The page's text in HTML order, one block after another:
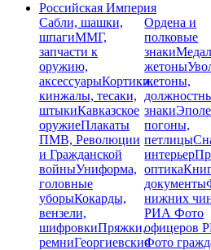
Российская Империя
Сабли, шашки,
шпагиММГ,
запчасти к
оружию,
аксессуарыКортики,
кинжалы, тесаки,
штыкиКавказское
оружиеПлакаты
ПМВ, Революции
и Гражданской
войныУниформа,
головные
уборыКокарды,
вензели,
шифровкиПряжки,
ремниГеоргиевские
Ордена и
полковые
знаки
жетоны
жетоны,
знаки
погоны,
петлицы
интерьер
оптика
документы
нижних
РИАФото
офицеров
Фото